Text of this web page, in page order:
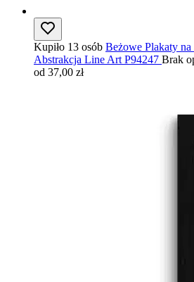
Kupiło 13 osób Beżowe Plakaty na
Abstrakcja Line Art P94247 Brak
od 37,00 zł